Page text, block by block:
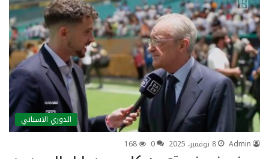
الدوري الاسباني
Admin
8 نوفمبر، 2025 0
168